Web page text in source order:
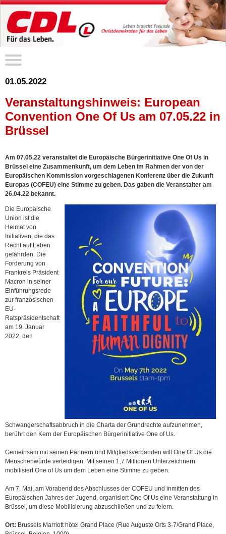
01.05.2022
Veranstaltungshinweis: European
Convention One Of Us am 07.05.22 in
Brüssel
Am 07.05.22 veranstaltet die Europäische Bürgerinitiative One Of Us in
Brüssel eine Zusammenkunft, um dem Leben im Rahmen der von der
Europäischen Kommission vorgeschlagenen Konferenz über die Zukunft
Europas (COFEU) eine Stimme zu geben. Das gaben die Veranstalter am
26.04.22 bekannt.
Die Europäische
Union ist die
Heimat von
Initiativen, die das
Recht auf Leben
gefährden. Die
Forderung von
Frankreis Präsident
Macron in seiner
Einführungsrede
zur französischen
EU-
Ratspräsidentschaft
am 19. Januar
2022, den
Schwangerschaftsabbruch in die Charta der Grundrechte aufzunehmen,
berührt den Kern der Europäischen Bürgerinitiative One of Us.
Gemeinsam mit seinen Partnern und Mitgliedsverbänden will One Of Us die
Menschenwürde verteidigen. Mit seinen 1,7 Millionen Unterzeichnern
mobilisiert One of Us um dem Leben eine Stimme zu geben.
Am 7. Mai, am Vorabend des Abschlusses der COFEU und inmitten des
Europäischen Jahres der Jugend, organisiert One Of Us eine Veranstaltung in
Brüssel, um diese Mobilisierung abzuschließen und zu feiern.
Ort: Brussels Marriott hôtel Grand Place (Rue Auguste Orts 3-7/Grand Place,